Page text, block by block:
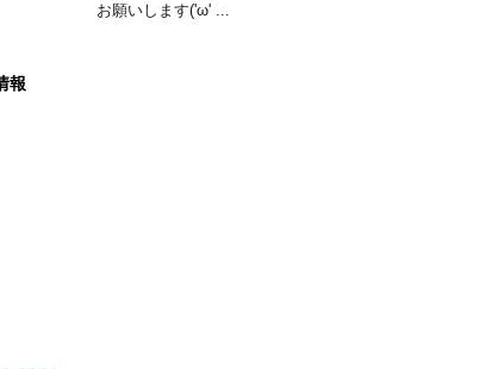
お願いします('ω' ...
報